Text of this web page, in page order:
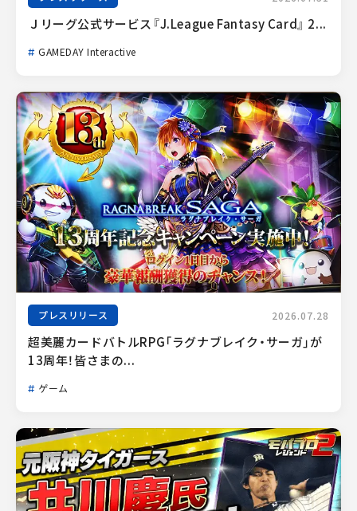
Ｊリーグ公式サービス『J.League Fantasy Card』 2...
GAMEDAY Interactive
プレスリリース 2026.07.28
超美麗カードバトルRPG「ラグナブレイク・サーガ」が
13周年！皆さまの...
ゲーム